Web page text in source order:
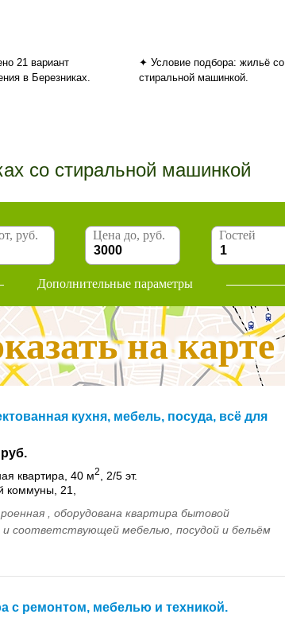
21 вариант
в Березниках.
✦ Условие подбора: жильё со
стиральной машинкой.
со стиральной машинкой
руб. Цена до, руб. Гостей
Дополнительные параметры
на карте
кухня, мебель, посуда, всё для
квартира, 40 м2
, 2/5 эт.
коммуны, 21,
, оборудована квартира бытовой
и соответствующей мебелью, посудой и бельём
с ремонтом, мебелью и техникой.